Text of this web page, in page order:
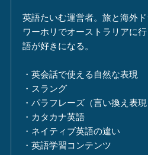
英語たいむ運営者。旅と海外ド
ワーホリでオーストラリアに
語が好きになる。
・英会話で使える自然な表現
・スラング
・パラフレーズ（言い換え表現
・カタカナ英語
・ネイティブ英語の違い
・英語学習コンテンツ